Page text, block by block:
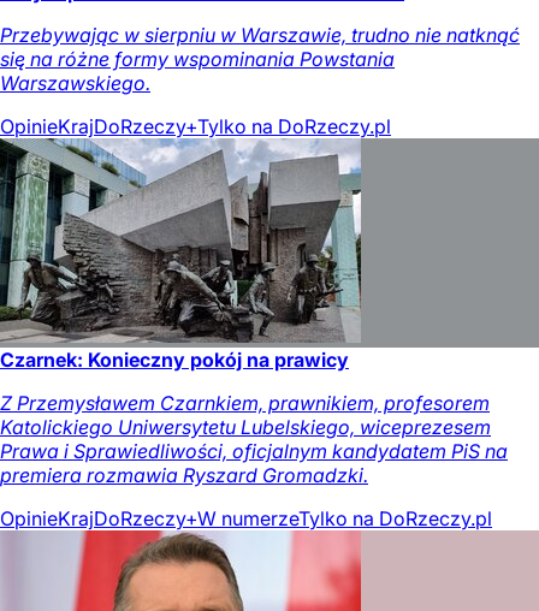
Przebywając w sierpniu w Warszawie, trudno nie natknąć
się na różne formy wspominania Powstania
Warszawskiego.
OpinieKrajDoRzeczy+Tylko na DoRzeczy.pl
Czarnek: Konieczny pokój na prawicy
Z Przemysławem Czarnkiem, prawnikiem, profesorem
Katolickiego Uniwersytetu Lubelskiego, wiceprezesem
Prawa i Sprawiedliwości, oficjalnym kandydatem PiS na
premiera rozmawia Ryszard Gromadzki.
OpinieKrajDoRzeczy+W numerzeTylko na DoRzeczy.pl